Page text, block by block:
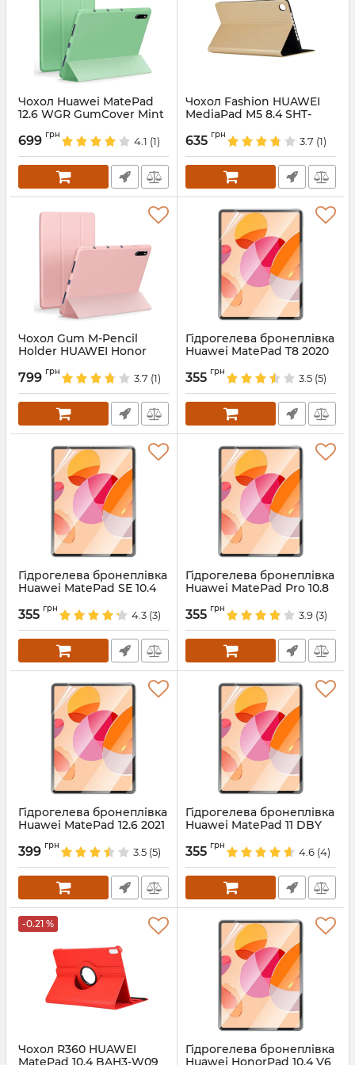
Чохол Huawei MatePad
12.6 WGR GumCover Mint
699 грн
4.1 (1)
Чохол Fashion HUAWEI
MediaPad M5 8.4 SHT-
Артикул:687885
635 грн
3.7 (1)
Чохол Gum M-Pencil
Holder HUAWEI Honor
Артикул: 687881
799 грн
3.7 (1)
Гідрогелева бронеплівка
Huawei MatePad T8 2020
Артикул:68674
355 грн
3.5 (5)
Гідрогелева бронеплівка
Huawei MatePad SE 10.4
Артикул:68672
355 грн
4.3 (3)
Гідрогелева бронеплівка
Huawei MatePad Pro 10.8
Артикул:68671
355 грн
3.9 (3)
Гідрогелева бронеплівка
Huawei MatePad 12.6 2021
Артикул: 68670
399 грн
3.5 (5)
Гідрогелева бронеплівка
Huawei MatePad 11 DBY
355 грн
4.6 (4)
-0.21 %
Чохол R360 HUAWEI
MatePad 10.4 BAH3-W09
Гідрогелева бронеплівка
Huawei HonorPad 10.4 V6